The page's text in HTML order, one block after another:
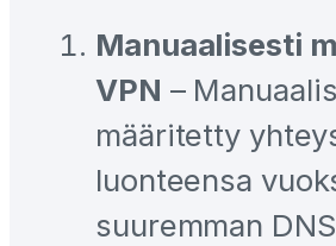
Manuaalisesti
VPN –
määritetty
luonteensa
suuremman